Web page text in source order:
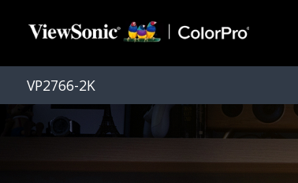
Passer au contenu principal
VP2766-2K